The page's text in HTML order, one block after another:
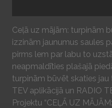
Play
Ceļā uz mājām: turpinām
izzinām jaunumus saules
pirms lem par labu to
neapmaldīties plašajā
turpinām būvēt skaties
TEV aplikācijā un RADIO
Projektu “CEĻĀ UZ